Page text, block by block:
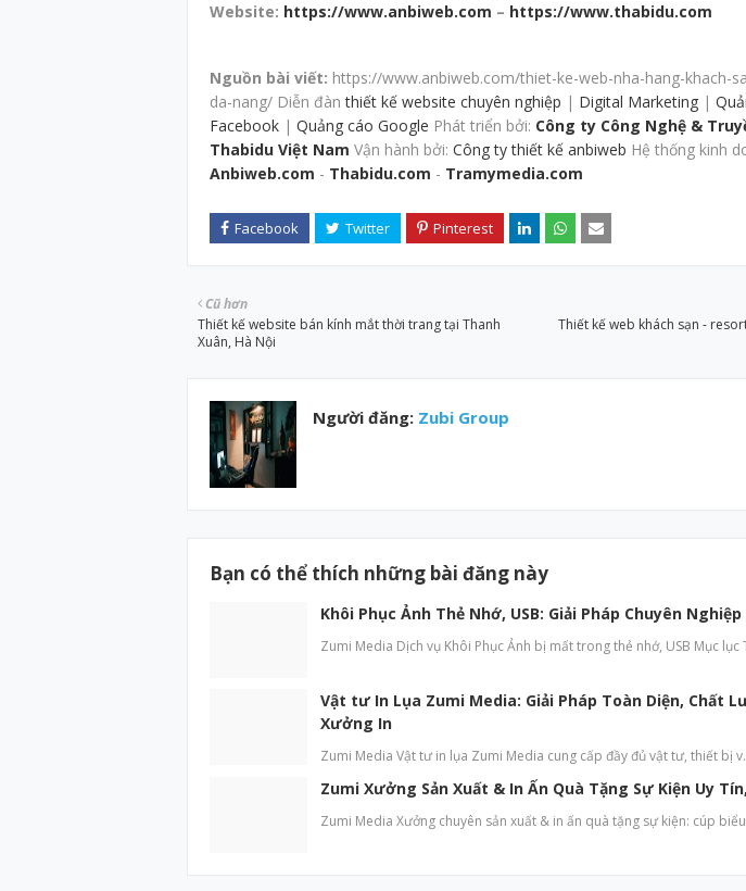
Website: https://www.anbiweb.com – https://www.thabidu.com
Nguồn bài viết: https://www.anbiweb.com/thiet-ke-web-nha-hang-khach-
da-nang/ Diễn đànthiết kế website chuyên nghiệp | Digital Marketing |
Facebook | Quảng cáo Google Phát triển bởi: Công ty Công Nghệ &
Thabidu Việt Nam Vận hành bởi: Công ty thiết kế anbiweb Hệ thống kinh
Anbiweb.com - Thabidu.com - Tramymedia.com
Thiết kế web khách sạn -
Cũ hơn
Thiết kế website bán kính mắt thời trang tại Thanh
Xuân, Hà Nội
Người đăng: Zubi Group
Bạn có thể thích những bài đăng này
Khôi Phục Ảnh Thẻ Nhớ, USB: Giải Pháp Chuyên
Zumi Media Dịch vụ Khôi Phục Ảnh bị mất trong thẻ nhớ, USB Mục lục
Vật tư In Lụa Zumi Media: Giải Pháp Toàn Diện, Chất
Xưởng In
Zumi Media Vật tư in lụa Zumi Media cung cấp đầy đủ vật tư, thiết bị
Zumi Xưởng Sản Xuất & In Ấn Quà Tặng Sự Kiện Uy
Zumi Media Xưởng chuyên sản xuất & in ấn quà tặng sự kiện: cúp